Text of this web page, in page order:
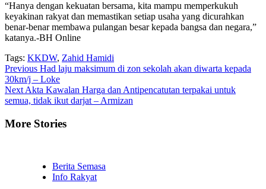
“Hanya dengan kekuatan bersama, kita mampu memperkukuh
keyakinan rakyat dan memastikan setiap usaha yang dicurahkan
benar-benar membawa pulangan besar kepada bangsa dan negara,”
katanya.-BH Online
Tags: KKDW, Zahid Hamidi
Continue
Reading
Previous Had laju maksimum di zon sekolah akan diwarta kepada
30km/j – Loke
Next Akta Kawalan Harga dan Antipencatutan terpakai untuk
semua, tidak ikut darjat – Armizan
More Stories
Berita Semasa
Info Rakyat